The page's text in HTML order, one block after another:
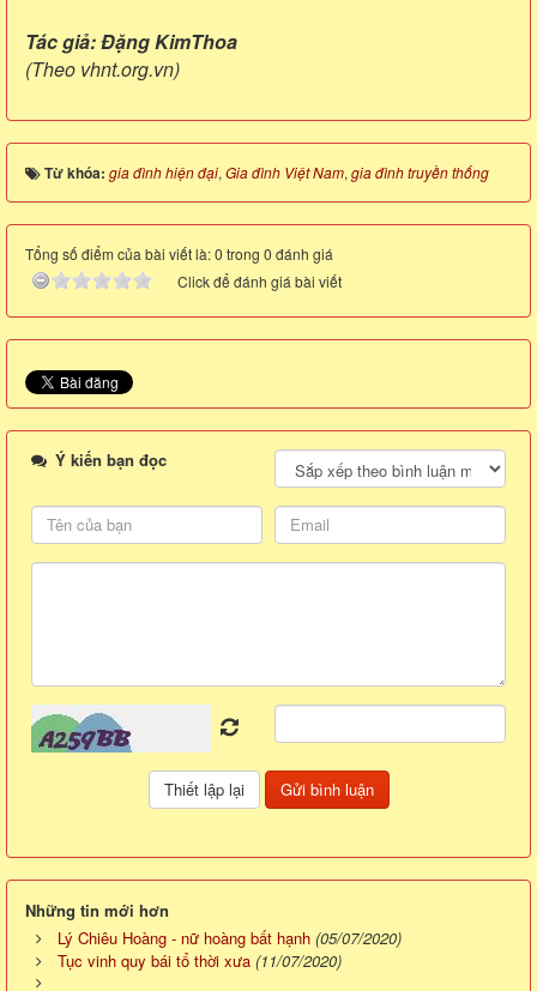
Tác giả: Đặng KimThoa
(Theo vhnt.org.vn)
Từ khóa: gia đình hiện đại, Gia đình Việt Nam, gia đình truyền thống
Tổng số điểm của bài viết là: 0 trong 0 đánh giá
Click để đánh giá bài viết
Ý kiến bạn đọc
Những tin mới hơn
Lý Chiêu Hoàng - nữ hoàng bất hạnh (05/07/2020)
Tục vinh quy bái tổ thời xưa (11/07/2020)